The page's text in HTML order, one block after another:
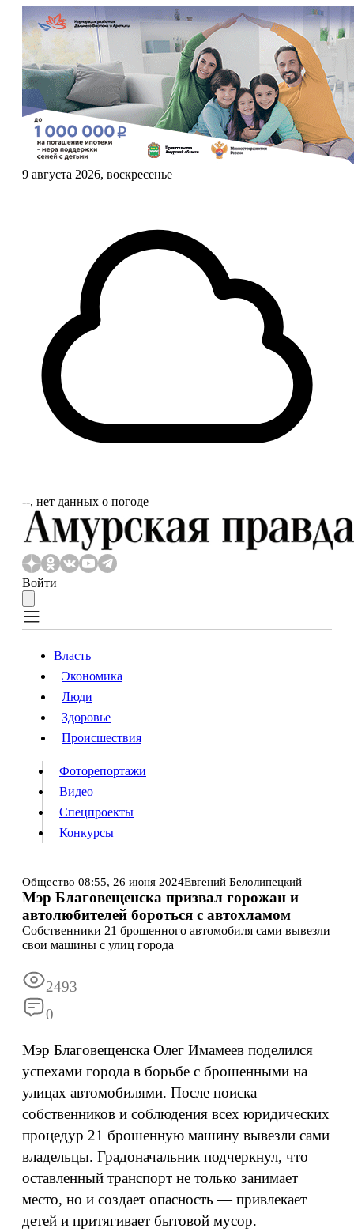
9 августа 2026, воскресенье
‐‐, нет данных о погоде
Войти
Власть
Происшествия
Видео
Конкурсы
ИнформацияПодпискаРекламаВсе новостиАрхив
Власть
Экономика
Люди
Здоровье
Происшествия
Фоторепортажи
Видео
Спецпроекты
Конкурсы
Общество 08:55, 26 июня 2024Евгений Белолипецкий
Мэр Благовещенска призвал горожан и
автолюбителей бороться с автохламом
Собственники 21 брошенного автомобиля сами вывезли
свои машины с улиц города
2493
0
Мэр Благовещенска Олег Имамеев поделился
успехами города в борьбе с брошенными на
улицах автомобилями. После поиска
собственников и соблюдения всех юридических
процедур 21 брошенную машину вывезли сами
владельцы. Градоначальник подчеркнул, что
оставленный транспорт не только занимает
место, но и создает опасность — привлекает
детей и притягивает бытовой мусор.